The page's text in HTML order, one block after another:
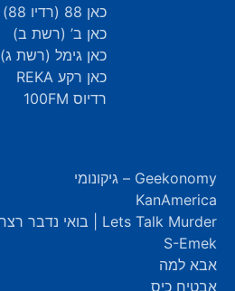
כאן 88 (רדיו 88)
כאן ב’ (רשת ב)
כאן גימל (רשת ג)
כאן רקע REKA
רדיוס 100FM
Geekonomy – גיקונומי
KanAmerica
Lets Talk Murder | בואי נדבר רצח
S-Emek
אבא למה
אבטיח כיס